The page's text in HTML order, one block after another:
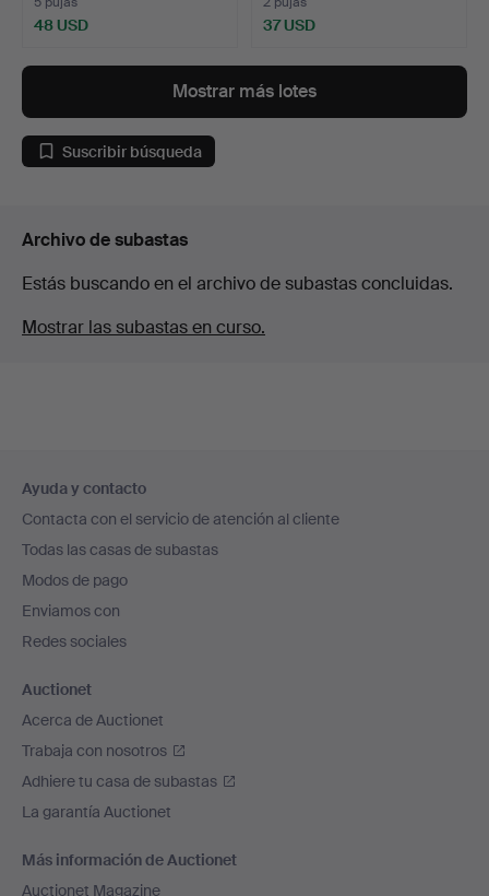
48 USD 37 USD
Mostrar más lotes
Suscribir búsqueda
Archivo de subastas
Estás buscando en el archivo de subastas concluidas.
Mostrar las subastas en curso.
en
el
pie
de
página
Ayuda y contacto
Contacta con el servicio de atención al cliente
Todas las casas de subastas
Modos de pago
Enviamos con
Redes sociales
Auctionet
Acerca de Auctionet
Trabaja con nosotros
Adhiere tu casa de subastas
La garantía Auctionet
Más información de Auctionet
Auctionet Magazine